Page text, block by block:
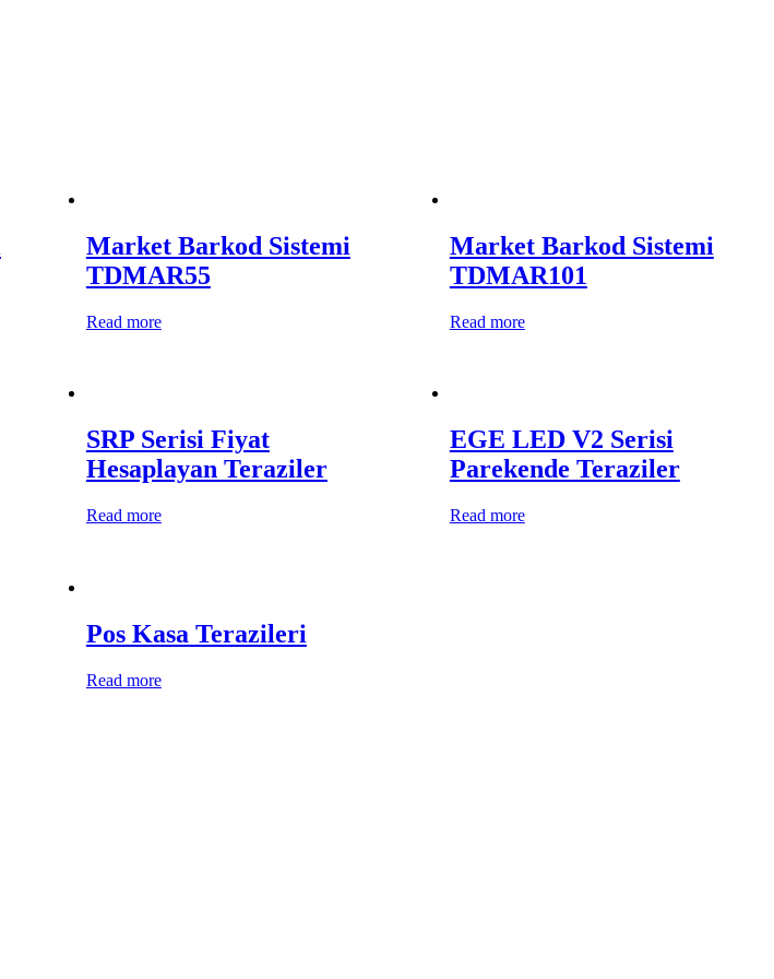
Market Barkod Sistemi
TDMAR55
Read more
Market Barkod Sistemi
TDMAR101
Read more
SRP Serisi Fiyat
Hesaplayan Teraziler
Read more
EGE LED V2 Serisi
Parekende Teraziler
Read more
Pos Kasa Terazileri
Read more